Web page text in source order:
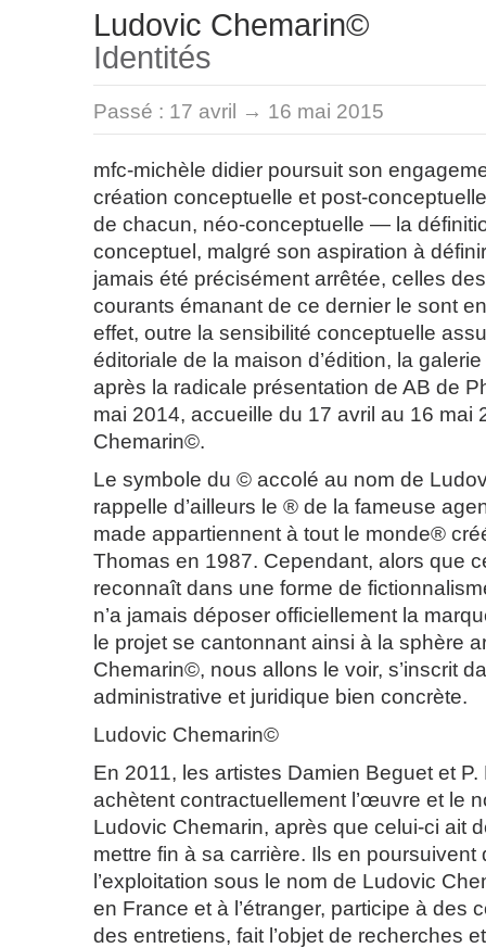
Ludovic Chemarin©
Identités
Passé : 17 avril → 16 mai 2015
mfc-michèle didier poursuit son
création conceptuelle et post-
de chacun, néo-conceptuelle — la
conceptuel, malgré son aspiration à définir
jamais été précisément arrêtée, celles
courants émanant de ce dernier le sont
effet, outre la sensibilité conceptuelle
éditoriale de la maison d’édition, la
après la radicale présentation de AB de
mai 2014, accueille du 17 avril au 16 mai
Chemarin©.
Le symbole du © accolé au nom de
rappelle d’ailleurs le ® de la fameuse
made appartiennent à tout le monde®
Thomas en 1987. Cependant, alors que
reconnaît dans une forme de
n’a jamais déposer officiellement la
le projet se cantonnant ainsi à la sphère
Chemarin©, nous allons le voir, s’inscrit
administrative et juridique bien concrète.
Ludovic Chemarin©
En 2011, les artistes Damien Beguet et
achètent contractuellement l’œuvre et le
Ludovic Chemarin, après que celui-ci ait
mettre fin à sa carrière. Ils en poursuivent
l’exploitation sous le nom de Ludovic
en France et à l’étranger, participe à des
des entretiens, fait l’objet de recherches